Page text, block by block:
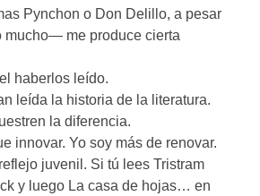
Pynchon o Don Delillo, a pesar
mucho— me produce cierta
haberlos leído.
leída la historia de la literatura.
la diferencia.
innovar. Yo soy más de renovar.
juvenil. Si tú lees Tristram
y luego La casa de hojas… en